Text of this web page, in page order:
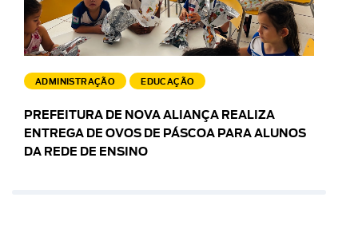
ADMINISTRAÇÃO EDUCAÇÃO
PREFEITURA DE NOVA ALIANÇA REALIZA
ENTREGA DE OVOS DE PÁSCOA PARA ALUNOS
DA REDE DE ENSINO